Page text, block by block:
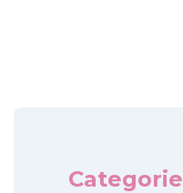
Categorie